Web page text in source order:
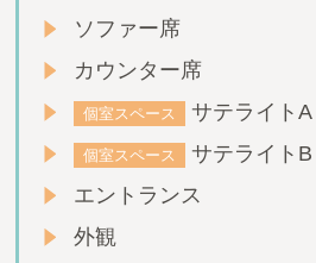
ソファー席
カウンター席
個室スペース サテライトA
個室スペース
サテライトB
エントランス
外観